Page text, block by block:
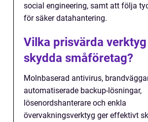
social engineering, samt att följa
för säker datahantering.
Vilka prisvärda
skydda småföretag?
Molnbaserad antivirus,
automatiserade backup-lösningar,
lösenordshanterare och enkla
övervakningsverktyg ger effektivt